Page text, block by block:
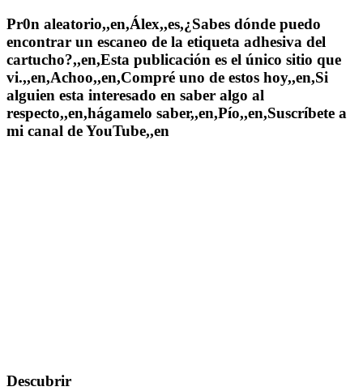
Pr0n aleatorio,,en,Álex,,es,¿Sabes dónde puedo
encontrar un escaneo de la etiqueta adhesiva del
cartucho?,,en,Esta publicación es el único sitio que
vi.,,en,Achoo,,en,Compré uno de estos hoy,,en,Si
alguien esta interesado en saber algo al
respecto,,en,hágamelo saber,,en,Pío,,en,Suscríbete a
mi canal de YouTube,,en
Descubrir